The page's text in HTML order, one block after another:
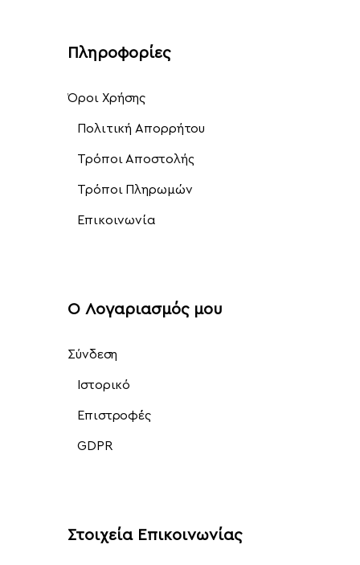
Πληροφορίες
Όροι Χρήσης
Πολιτική Απορρήτου
Τρόποι Αποστολής
Τρόποι Πληρωμών
Επικοινωνία
Ο Λογαριασμός μου
Σύνδεση
Ιστορικό
Επιστροφές
GDPR
Στοιχεία Επικοινωνίας